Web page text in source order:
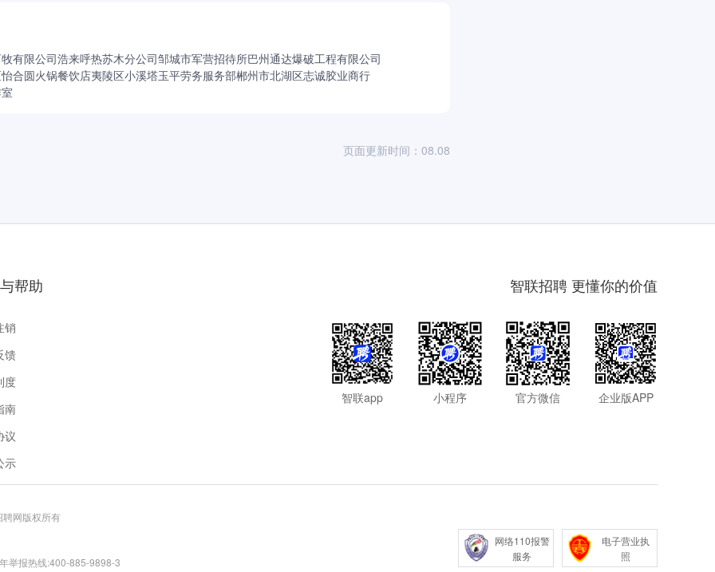
有限公司浩来呼热苏木分公司邹城市军营招待所巴州通达爆破工程有限公司
合圆火锅餐饮店夷陵区小溪塔玉平劳务服务部郴州市北湖区志诚胶业商行
页面更新时间：08.08
帮助
销
馈
度
南
议
示
智联招聘 更懂你的价值
智联app 小程序 官方微信 企业版APP
网版权所有
举报热线:400-885-9898-3
网络110报警
服务
电子营业执
照